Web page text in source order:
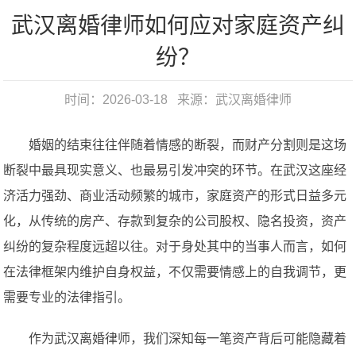
武汉离婚律师如何应对家庭资产纠
纷？
时间：2026-03-18 来源： 武汉离婚律师
婚姻的结束往往伴随着情感的断裂，而财产分割则是这场
断裂中最具现实意义、也最易引发冲突的环节。在武汉这座经
济活力强劲、商业活动频繁的城市，家庭资产的形式日益多元
化，从传统的房产、存款到复杂的公司股权、隐名投资，资产
纠纷的复杂程度远超以往。对于身处其中的当事人而言，如何
在法律框架内维护自身权益，不仅需要情感上的自我调节，更
需要专业的法律指引。
作为武汉离婚律师，我们深知每一笔资产背后可能隐藏着